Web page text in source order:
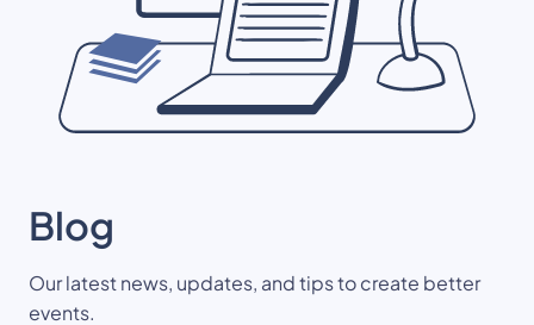
Blog
Our latest news, updates, and tips to create better
events.